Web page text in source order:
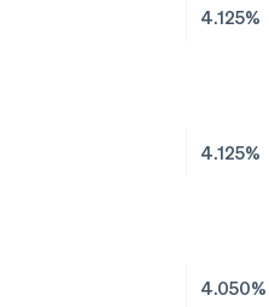
4.125%
4.125%
4.050%